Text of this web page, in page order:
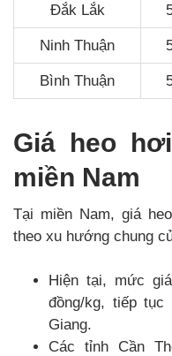
Đắk Lắk
Ninh Thuận
Bình Thuận
Giá heo
miền Nam
Tại miền Nam, giá
theo xu hướng chung
Hiện tại, mức
đồng/kg, tiếp
Giang.
Các tỉnh Cần